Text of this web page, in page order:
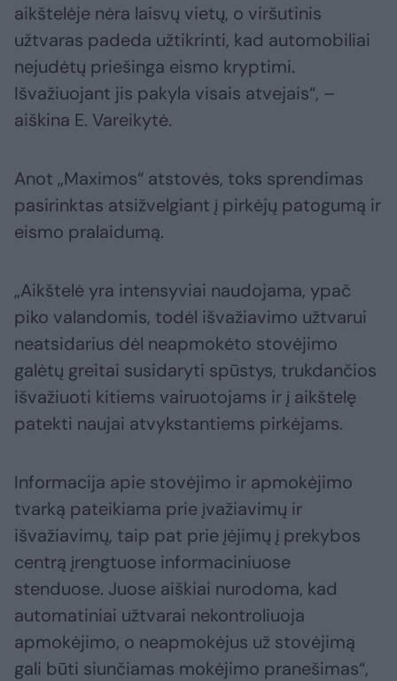
aikštelėje nėra laisvų vietų, o viršutinis
užtvaras padeda užtikrinti, kad automobiliai
nejudėtų priešinga eismo kryptimi.
Išvažiuojant jis pakyla visais atvejais“, –
aiškina E. Vareikytė.
Anot „Maximos“ atstovės, toks sprendimas
pasirinktas atsižvelgiant į pirkėjų patogumą ir
eismo pralaidumą.
„Aikštelė yra intensyviai naudojama, ypač
piko valandomis, todėl išvažiavimo užtvarui
neatsidarius dėl neapmokėto stovėjimo
galėtų greitai susidaryti spūstys, trukdančios
išvažiuoti kitiems vairuotojams ir į aikštelę
patekti naujai atvykstantiems pirkėjams.
Informacija apie stovėjimo ir apmokėjimo
tvarką pateikiama prie įvažiavimų ir
išvažiavimų, taip pat prie įėjimų į prekybos
centrą įrengtuose informaciniuose
stenduose. Juose aiškiai nurodoma, kad
automatiniai užtvarai nekontroliuoja
apmokėjimo, o neapmokėjus už stovėjimą
gali būti siunčiamas mokėjimo pranešimas“,